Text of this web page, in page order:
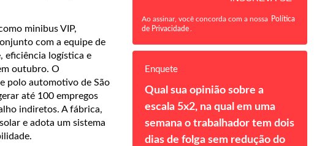
minibus VIP,
com a equipe de
eficiência logística e
outubro. O
polo automotivo de São
até 100 empregos
indiretos. A fábrica,
e adota um sistema
Ao assinar, você concorda com a nossa Política
de Privacidade
Enquete
Qual sua opinião sobre a
escala 5x2, na qual em uma
semana o trabalhador tem dois
dias de folga sem redução do